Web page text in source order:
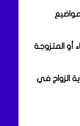
أو المتزوجة
الزواج في